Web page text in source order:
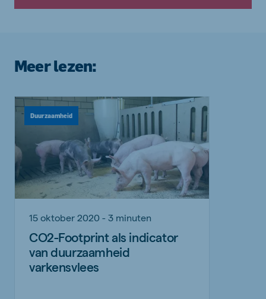
Meer lezen:
Duurzaamheid
15 oktober 2020 - 3 minuten
CO2-Footprint als indicator
van duurzaamheid
varkensvlees